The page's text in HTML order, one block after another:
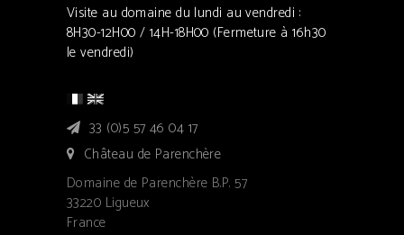
Visite au domaine du lundi au vendredi :
8H30-12H00 / 14H-18H00 (Fermeture à 16h30
le vendredi)
33 (0)5 57 46 04 17
Château de Parenchère
Domaine de Parenchère B.P. 57
33220 Ligueux
France